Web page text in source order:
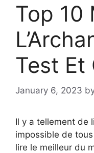
Top 10
Test
January 6, 2023
Il y a tellement de
impossible de
lire le meilleur du